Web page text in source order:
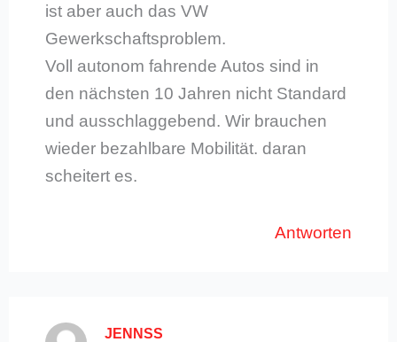
ist aber auch das VW
Gewerkschaftsproblem.
Voll autonom fahrende Autos sind in
den nächsten 10 Jahren nicht Standard
und ausschlaggebend. Wir brauchen
wieder bezahlbare Mobilität. daran
scheitert es.
Antworten
JENNSS